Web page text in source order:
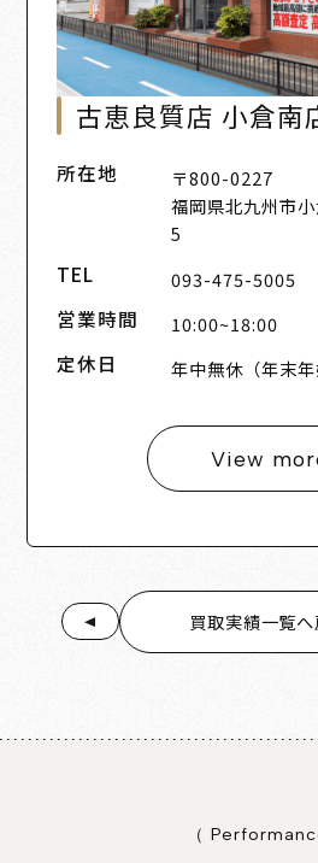
古恵良質店 小倉南
所在地
〒800-0227
福岡県北九州市
5
TEL 093-475-5005
営業時間 10:00~18:00
定休日 年中無休（年末年
View
買取実績一覧へ
（